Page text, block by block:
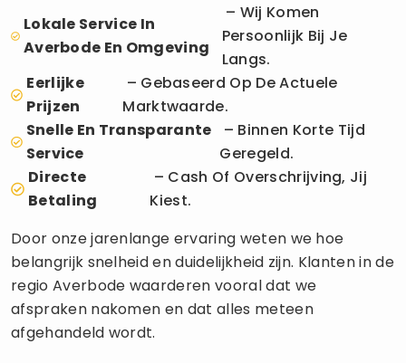
Lokale Service In
Averbode En Omgeving
– Wij Komen
Persoonlijk Bij Je
Langs.
Eerlijke
Prijzen
– Gebaseerd Op De Actuele
Marktwaarde.
Snelle En Transparante
Service
– Binnen Korte Tijd
Geregeld.
Directe
Betaling
– Cash Of Overschrijving, Jij
Kiest.
Door onze jarenlange ervaring weten we hoe
belangrijk snelheid en duidelijkheid zijn. Klanten in de
regio Averbode waarderen vooral dat we
afspraken nakomen en dat alles meteen
afgehandeld wordt.